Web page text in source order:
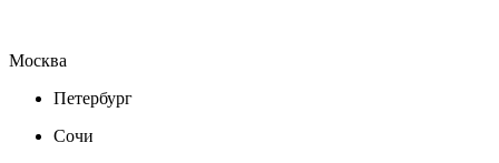
Москва
Петербург
Сочи